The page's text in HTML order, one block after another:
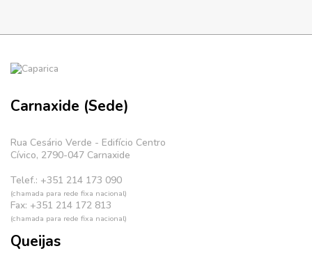
Carnaxide (Sede)
Rua Cesário Verde - Edifício Centro
Cívico, 2790-047 Carnaxide
Telef.: +351 214 173 090
(chamada para rede fixa nacional)
Fax: +351 214 172 813
(chamada para rede fixa nacional)
Queijas